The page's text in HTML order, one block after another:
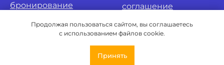
Продолжая пользоваться сайтом, вы соглашаетесь
с использованием файлов cookie.
Принять
бронирование
Оздоровление
соглашение